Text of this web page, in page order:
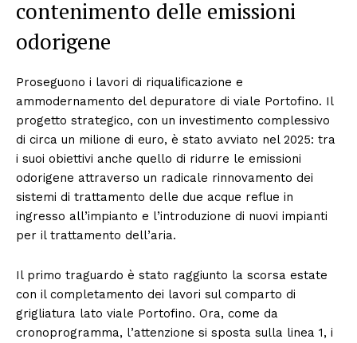
contenimento delle emissioni
odorigene
Proseguono i lavori di riqualificazione e
ammodernamento del depuratore di viale Portofino. Il
progetto strategico, con un investimento complessivo
di circa un milione di euro, è stato avviato nel 2025: tra
i suoi obiettivi anche quello di ridurre le emissioni
odorigene attraverso un radicale rinnovamento dei
sistemi di trattamento delle due acque reflue in
ingresso all’impianto e l’introduzione di nuovi impianti
per il trattamento dell’aria.
Il primo traguardo è stato raggiunto la scorsa estate
con il completamento dei lavori sul comparto di
grigliatura lato viale Portofino. Ora, come da
cronoprogramma, l’attenzione si sposta sulla linea 1, i